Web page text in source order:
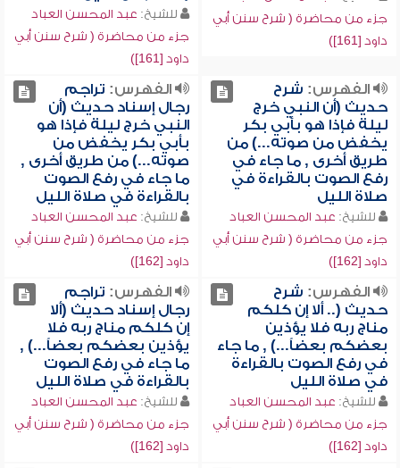
جزء من محاضرة ( شرح سنن أبي
داود [161])
للشيخ: عبد المحسن العباد
جزء من محاضرة ( شرح سنن أبي
داود [161])
الفهرس: شرح
حديث (أن النبي خرج
ليلة فإذا هو بأبي بكر
يخفض من صوته...) من
طريق أخرى , ما جاء في
رفع الصوت بالقراءة في
صلاة الليل
للشيخ: عبد المحسن العباد
جزء من محاضرة ( شرح سنن أبي
داود [162])
الفهرس: تراجم
رجال إسناد حديث (أن
النبي خرج ليلة فإذا هو
بأبي بكر يخفض من
صوته...) من طريق أخرى ,
ما جاء في رفع الصوت
بالقراءة في صلاة الليل
للشيخ: عبد المحسن العباد
جزء من محاضرة ( شرح سنن أبي
داود [162])
الفهرس: شرح
حديث (.. ألا إن كلكم
مناج ربه فلا يؤذين
بعضكم بعضاً...) , ما جاء
في رفع الصوت بالقراءة
في صلاة الليل
للشيخ: عبد المحسن العباد
جزء من محاضرة ( شرح سنن أبي
داود [162])
الفهرس: تراجم
رجال إسناد حديث (ألا
إن كلكم مناج ربه فلا
يؤذين بعضكم بعضاً...) ,
ما جاء في رفع الصوت
بالقراءة في صلاة الليل
للشيخ: عبد المحسن العباد
جزء من محاضرة ( شرح سنن أبي
داود [162])